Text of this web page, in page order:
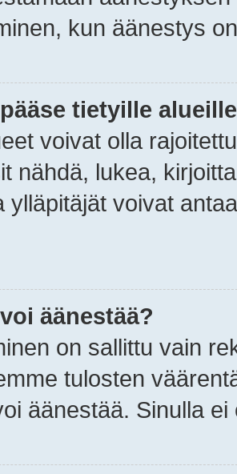
kun äänestys
tietyille
voivat olla
nähdä, lukea,
ylläpitäjät voivat
äänestää?
on sallittu vain
tulosten
äänestää. Sinulla